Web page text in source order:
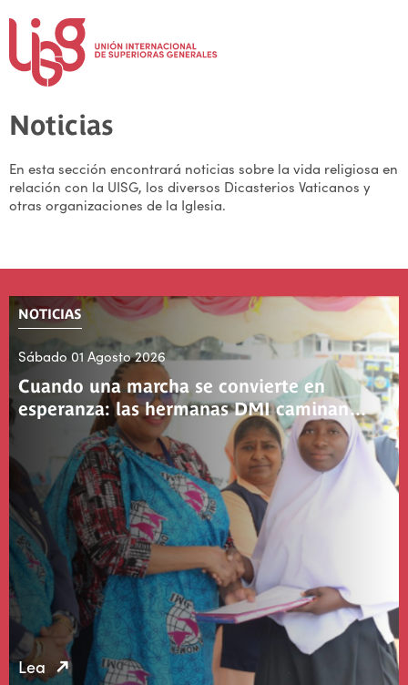
Noticias
En esta sección encontrará noticias sobre la vida religiosa en
relación con la UISG, los diversos Dicasterios Vaticanos y
otras organizaciones de la Iglesia.
NOTICIAS
Sábado 01 Agosto 2026
Cuando una marcha se convierte en
esperanza: las hermanas DMI caminan…
Lea